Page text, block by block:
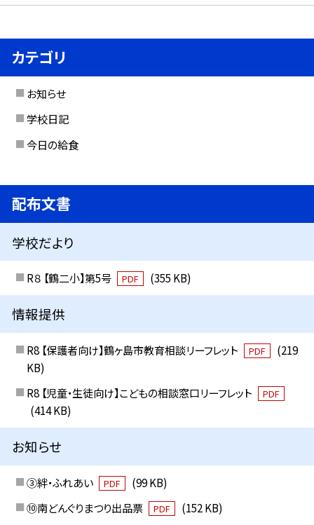
カテゴリ
お知らせ
学校日記
今日の給食
配布文書
学校だより
R８ 【鶴二小】第5号 PDF (355 KB)
情報提供
R8 【保護者向け】鶴ヶ島市教育相談リーフレット PDF
(219
KB)
R8 【児童・生徒向け】こどもの相談窓口リーフレット
PDF
(414 KB)
お知らせ
③絆・ふれあい PDF
(99 KB)
⑩南どんぐりまつり出品票
PDF
(152 KB)